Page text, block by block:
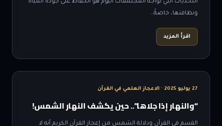
التحديات التي تواجه المجتمعات اليوم هو الحفاظ على جودة المياه
ونظافتها، خاصةً…
اقرأ المزيد
27 يوليو 2025 · الاعجاز العلمي في القرآن
“والنهار إذا جلاها”.. حين يكشف النهار الشمس!
القسم في القرآن ودلالة الشمس من إعجاز القرآن الكريم أنه لا